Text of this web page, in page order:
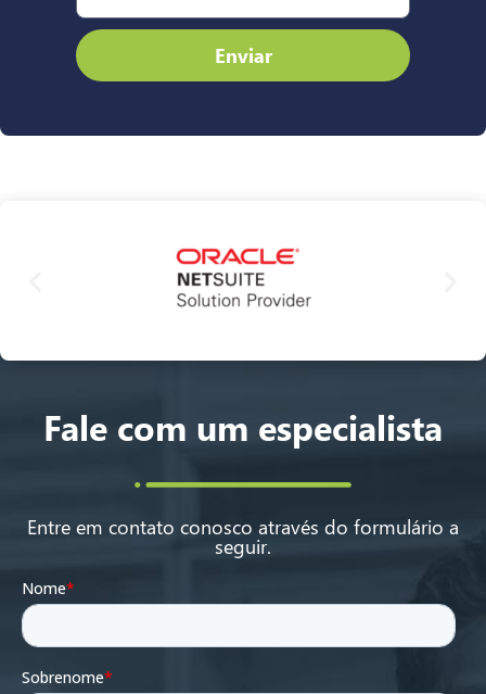
Enviar
Fale com um especialista
Entre em contato conosco através do formulário a
seguir.